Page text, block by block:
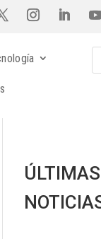
ÚLTIMAS